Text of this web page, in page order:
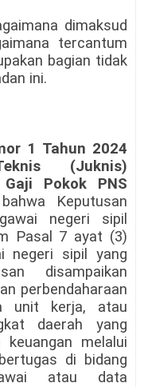
dimaksud
tercantum
bagian tidak
ini.
1 Tahun 2024
(Juknis)
Gaji Pokok PNS
Keputusan
negeri sipil
Pasal 7 ayat (3)
negeri sipil yang
disampaikan
perbendaharaan
unit kerja, atau
daerah yang
melalui
di bidang
atau data